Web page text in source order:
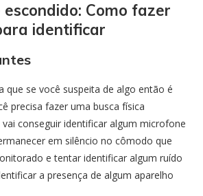
Como fazer
identificar
que se você suspeita de algo então é
precisa fazer uma busca física
conseguir identificar algum microfone
em silêncio no cômodo que
e tentar identificar algum ruído
a presença de algum aparelho